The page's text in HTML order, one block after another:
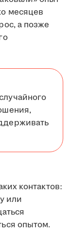
месяцев
а позже
контактов:
или
опытом.